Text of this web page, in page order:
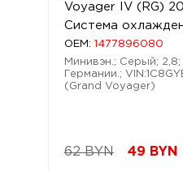
Voyager IV (RG)
Система
OEM: 1477896080
Минивэн.; Серый;
Германии.;
(Grand Voyager)
62 BYN 49 BYN